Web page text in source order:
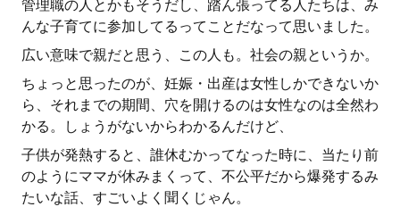
管理職の人とかもそうだし、踏ん張ってる人たちは、み
んな子育てに参加してるってことだなって思いました。
広い意味で親だと思う、この人も。社会の親というか。
ちょっと思ったのが、妊娠・出産は女性しかできないか
ら、それまでの期間、穴を開けるのは女性なのは全然わ
かる。しょうがないからわかるんだけど、
子供が発熱すると、誰休むかってなった時に、当たり前
のようにママが休みまくって、不公平だから爆発するみ
たいな話、すごいよく聞くじゃん。